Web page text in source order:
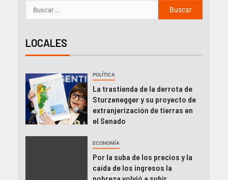
LOCALES
POLÍTICA
La trastienda de la derrota de
Sturzenegger y su proyecto de
extranjerización de tierras en
el Senado
ECONOMÍA
Por la suba de los precios y la
caída de los ingresos la